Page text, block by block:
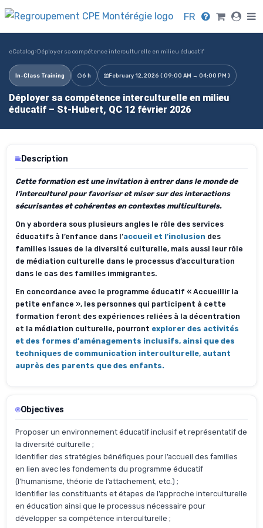
FR
eCatalog›Déployer sa compétence interculturelle en milieu éducatif
In-Class Training 6 h February 12, 2026 ( 09:00 AM → 04:00 PM )
Déployer sa compétence interculturelle en milieu
éducatif – St-Hubert, QC 12 février 2026
Description
Cette formation est une invitation à entrer dans le monde de
l’interculturel pour favoriser et miser sur des interactions
sécurisantes et cohérentes en contextes multiculturels.
On y abordera sous plusieurs angles le rôle des services
éducatifs à l’enfance dans l’accueil et l’inclusion des
familles issues de la diversité culturelle, mais aussi leur rôle
de médiation culturelle dans le processus d’acculturation
dans le cas des familles immigrantes.
En concordance avec le programme éducatif « Accueillir la
petite enfance », les personnes qui participent à cette
formation feront des expériences reliées à la décentration
et la médiation culturelle, pourront explorer des activités
et des formes d’aménagements inclusifs, ainsi que des
techniques de communication interculturelle, autant
auprès des parents que des enfants.
Objectives
Proposer un environnement éducatif inclusif et représentatif de
la diversité culturelle ;
Identifier des stratégies bénéfiques pour l’accueil des familles
en lien avec les fondements du programme éducatif
(l’humanisme, théorie de l’attachement, etc.) ;
Identifier les constituants et étapes de l’approche interculturelle
en éducation ainsi que le processus nécessaire pour
développer sa compétence interculturelle ;